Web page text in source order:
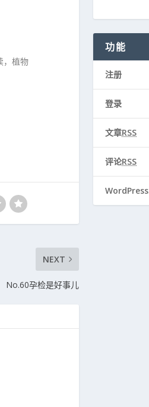
，植物
NEXT
No.60孕检是好事儿
功能
注册
登录
文章RSS
评论RSS